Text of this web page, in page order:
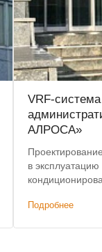
VRF-
АЛРОСА»
в
Подробнее